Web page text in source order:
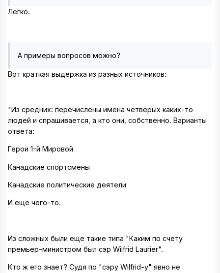
Легко.
А примеры вопросов можно?
Вот краткая выдержка из разных источников:
"Из средних: перечислены имена четверых каких-то
людей и спрашивается, а кто они, собственно. Варианты
ответа:
Герои 1-й Мировой
Канадские спортсмены
Канадские политические деятели
И еще чего-то.
Из сложных были еще такие типа "Каким по счету
премьер-министром был сэр Wilfrid Laurier".
Кто ж его знает? Судя по "сэру Wilfrid-у" явно не